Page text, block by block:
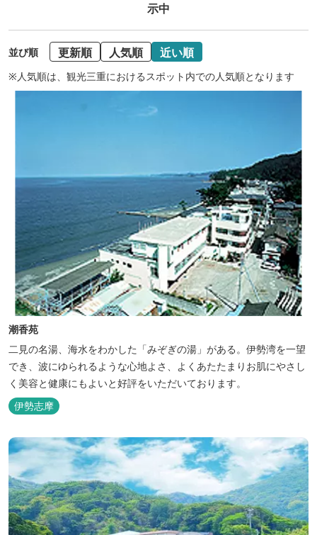
示中
並び順 更新順 人気順 近い順
※人気順は、観光三重におけるスポット内での人気順となります
潮香苑
二見の名湯、海水をわかした「みぞぎの湯」がある。伊勢湾を一望
でき、波にゆられるような心地よさ、よくあたたまりお肌にやさし
く美容と健康にもよいと好評をいただいております。
伊勢志摩